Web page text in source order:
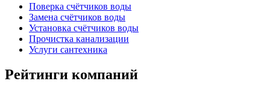
Поверка счётчиков воды
Замена счётчиков воды
Установка счётчиков воды
Прочистка канализации
Услуги сантехника
Рейтинги компаний